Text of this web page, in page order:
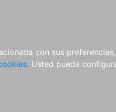
con sus
Usted puede